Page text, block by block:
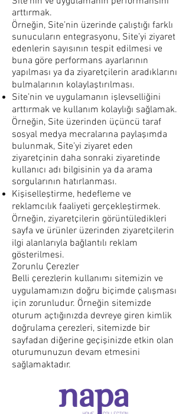
arttırmak.
Örneğin, Site’nin üzerinde çalıştığı farklı
sunucuların entegrasyonu, Site’yi ziyaret
edenlerin sayısının tespit edilmesi ve
buna göre performans ayarlarının
yapılması ya da ziyaretçilerin aradıklarını
bulmalarının kolaylaştırılması.
Site’nin ve uygulamanın işlevselliğini
arttırmak ve kullanım kolaylığı sağlamak.
Örneğin, Site üzerinden üçüncü taraf
sosyal medya mecralarına paylaşımda
bulunmak, Site’yi ziyaret eden
ziyaretçinin daha sonraki ziyaretinde
kullanıcı adı bilgisinin ya da arama
sorgularının hatırlanması.
Kişiselleştirme, hedefleme ve
reklamcılık faaliyeti gerçekleştirmek.
Örneğin, ziyaretçilerin görüntüledikleri
sayfa ve ürünler üzerinden ziyaretçilerin
ilgi alanlarıyla bağlantılı reklam
gösterilmesi.
Zorunlu Çerezler
Belli çerezlerin kullanımı sitemizin ve
uygulamamızın doğru biçimde çalışması
için zorunludur. Örneğin sitemizde
oturum açtığınızda devreye giren kimlik
doğrulama çerezleri, sitemizde bir
sayfadan diğerine geçişinizde etkin olan
oturumunuzun devam etmesini
sağlamaktadır.